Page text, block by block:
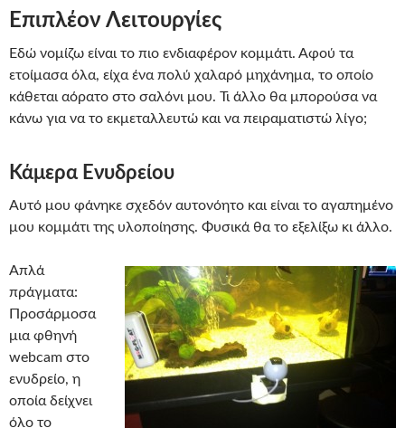
Επιπλέον Λειτουργίες
Εδώ νομίζω είναι το πιο ενδιαφέρον κομμάτι. Αφού τα
ετοίμασα όλα, είχα ένα πολύ χαλαρό μηχάνημα, το οποίο
κάθεται αόρατο στο σαλόνι μου. Τι άλλο θα μπορούσα να
κάνω για να το εκμεταλλευτώ και να πειραματιστώ λίγο;
Κάμερα Ενυδρείου
Αυτό μου φάνηκε σχεδόν αυτονόητο και είναι το αγαπημένο
μου κομμάτι της υλοποίησης. Φυσικά θα το εξελίξω κι άλλο.
Απλά
πράγματα:
Προσάρμοσα
μια φθηνή
webcam στο
ενυδρείο, η
οποία δείχνει
όλο το